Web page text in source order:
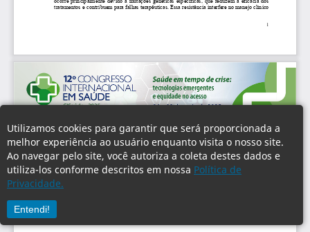
Utilizamos cookies para garantir que será proporcionada a
melhor experiência ao usuário enquanto visita o nosso site.
Ao navegar pelo site, você autoriza a coleta destes dados e
utiliza-los conforme descritos em nossa Política de
Privacidade.
Entendi!